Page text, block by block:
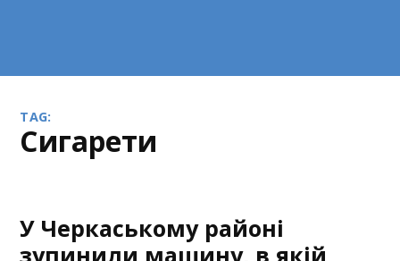
TAG:
сигарети
У Черкаському районі
зупинили машину, в якій